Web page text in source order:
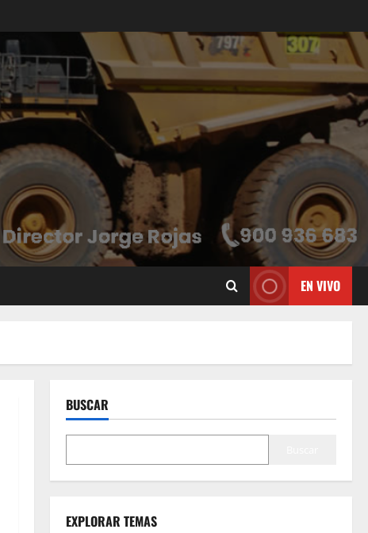
EN VIVO
BUSCAR
EXPLORAR TEMAS